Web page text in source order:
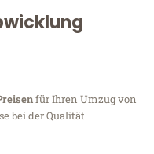
für Ihren Umzug von
bei der Qualität